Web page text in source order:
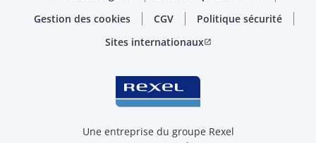
Gestion des cookies
CGV
Politique sécurité
Sites internationauxopen_in_new
Une entreprise du groupe Rexel